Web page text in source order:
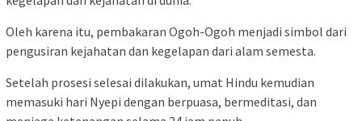
Oleh karena itu, pembakaran Ogoh-Ogoh menjadi simbol dari
pengusiran kejahatan dan kegelapan dari alam semesta.
Setelah prosesi selesai dilakukan, umat Hindu kemudian
memasuki hari Nyepi dengan berpuasa, bermeditasi, dan